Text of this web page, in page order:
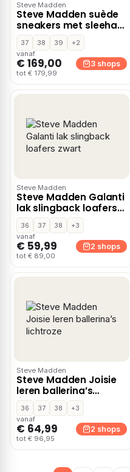
Steve Madden
Steve Madden suède
sneakers met sleehak
taupe
37 38 39
+2
vanaf
€ 169,00
tot € 179,99
3 shops
Steve Madden
Steve Madden Galanti
lak slingback loafers
zwart
36 37 38
+3
vanaf
€ 59,99
tot € 89,00
2 shops
Steve Madden
Steve Madden Joisie
leren ballerina’s
lichtroze
36 37 38
+3
vanaf
€ 64,99
tot € 96,95
2 shops